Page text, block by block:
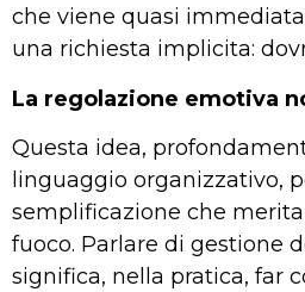
che viene quasi
una richiesta implicita:
La regolazione emotiva
Questa idea,
linguaggio organizzativo,
semplificazione che merita
fuoco. Parlare di gestione
significa, nella pratica, far